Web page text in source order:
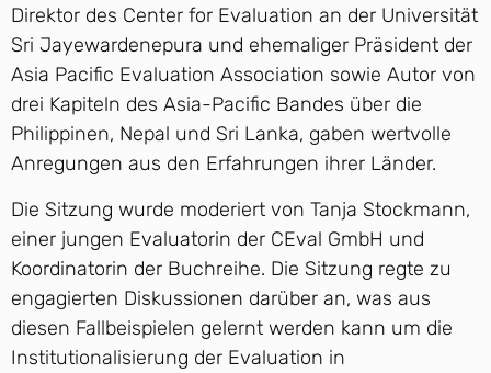
Direktor des Center for Evaluation an der Universität
Sri Jayewardenepura und ehemaliger Präsident der
Asia Pacific Evaluation Association sowie Autor von
drei Kapiteln des Asia-Pacific Bandes über die
Philippinen, Nepal und Sri Lanka, gaben wertvolle
Anregungen aus den Erfahrungen ihrer Länder.
Die Sitzung wurde moderiert von Tanja Stockmann,
einer jungen Evaluatorin der CEval GmbH und
Koordinatorin der Buchreihe. Die Sitzung regte zu
engagierten Diskussionen darüber an, was aus
diesen Fallbeispielen gelernt werden kann um die
Institutionalisierung der Evaluation in